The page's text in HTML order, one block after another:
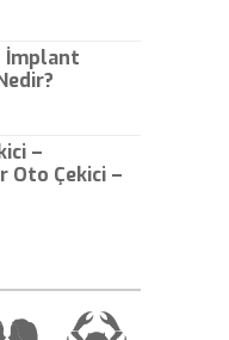
İmplant
–
Oto Çekici –